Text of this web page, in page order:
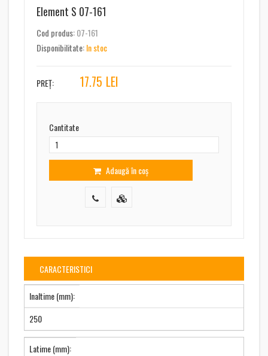
Element S 07-161
Cod produs:07-161
Disponibilitate:In stoc
PREȚ: 17.75 LEI
Cantitate
Adaugă în coș
CARACTERISTICI
Inaltime (mm):
250
Latime (mm):